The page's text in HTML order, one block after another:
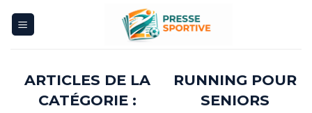
RUNNING POUR
SENIORS